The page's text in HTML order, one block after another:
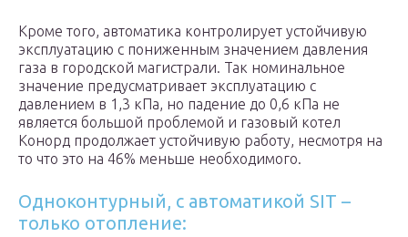
Кроме того, автоматика контролирует устойчивую
эксплуатацию с пониженным значением давления
газа в городской магистрали. Так номинальное
значение предусматривает эксплуатацию с
давлением в 1,3 кПа, но падение до 0,6 кПа не
является большой проблемой и газовый котел
Конорд продолжает устойчивую работу, несмотря на
то что это на 46% меньше необходимого.
Одноконтурный, с автоматикой SIT –
только отопление: